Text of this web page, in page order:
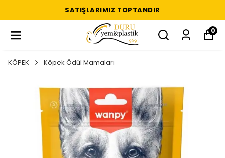
SATIŞLARIMIZ TOPTANDIR
0
KÖPEK Köpek Ödül Mamaları